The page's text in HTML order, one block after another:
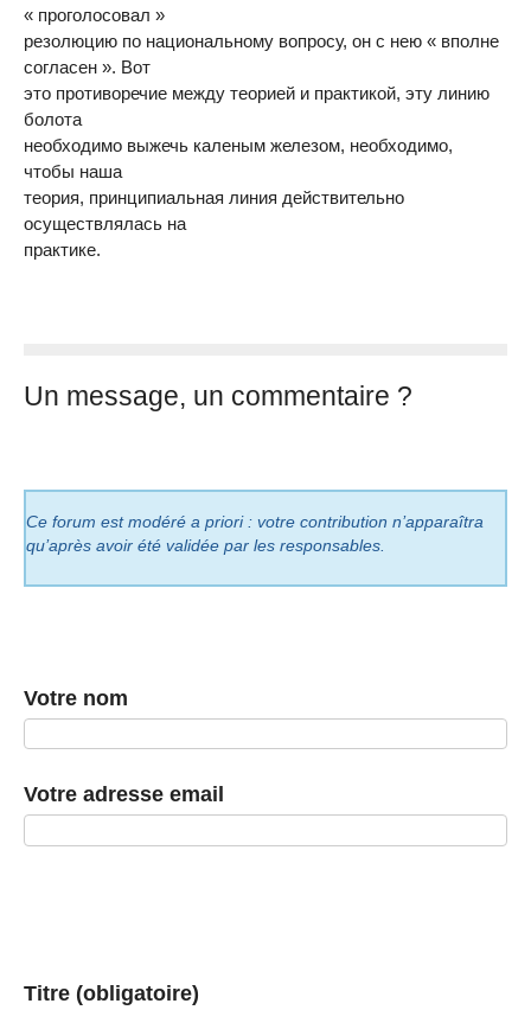
« проголосовал »
резолюцию по национальному вопросу, он с нею « вполне
согласен ». Вот
это противоречие между теорией и практикой, эту линию
болота
необходимо выжечь каленым железом, необходимо,
чтобы наша
теория, принципиальная линия действительно
осуществлялась на
практике.
Un message, un commentaire ?
Ce forum est modéré a priori : votre contribution n’apparaîtra
qu’après avoir été validée par les responsables.
Votre nom
Votre adresse email
Titre (obligatoire)